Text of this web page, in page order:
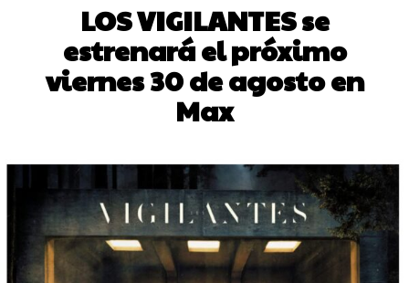
LOS VIGILANTES se
estrenará el próximo
viernes 30 de agosto en
Max